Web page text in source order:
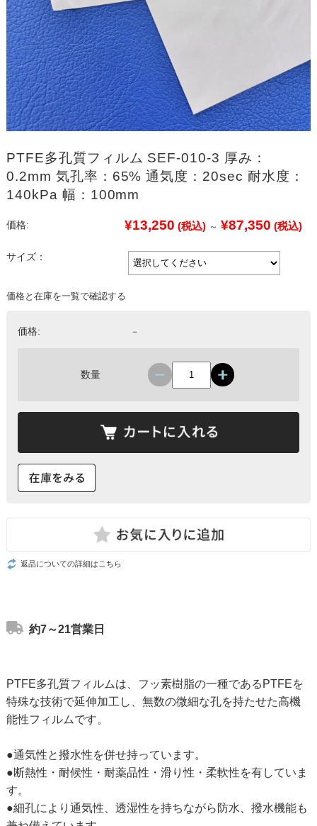
PTFE多孔質フィルム SEF-010-3 厚み：
0.2mm 気孔率：65% 通気度：20sec 耐水度：
140kPa 幅：100mm
価格: ¥13,250 (税込) ～ ¥87,350 (税込)
サイズ：
価格と在庫を一覧で確認する
価格: －
数量
返品についての詳細はこちら
約7～21営業日
PTFE多孔質フィルムは、フッ素樹脂の一種であるPTFEを
特殊な技術で延伸加工し、無数の微細な孔を持たせた高機
能性フィルムです。
●通気性と撥水性を併せ持っています。
●断熱性・耐候性・耐薬品性・滑り性・柔軟性を有していま
す。
●細孔により通気性、透湿性を持ちながら防水、撥水機能も